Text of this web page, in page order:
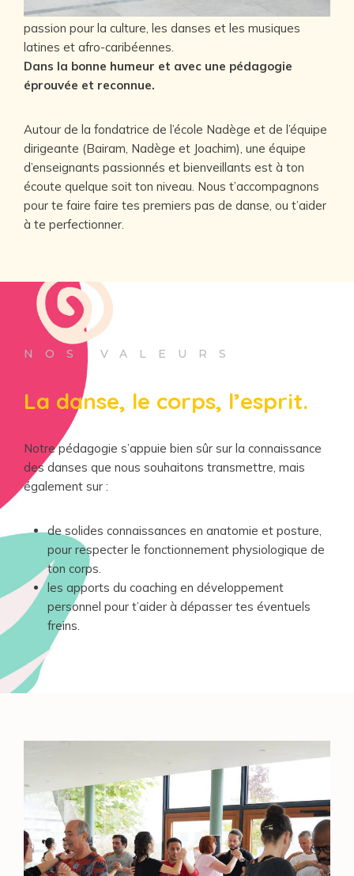
Depuis 2004, l’école de danse Callesol partage sa
passion pour la culture, les danses et les musiques
latines et afro-caribéennes.
Dans la bonne humeur et avec une pédagogie
éprouvée et reconnue.
Autour de la fondatrice de l’école Nadège et de l’équipe
dirigeante (Bairam, Nadège et Joachim), une équipe
d’enseignants passionnés et bienveillants est à ton
écoute quelque soit ton niveau. Nous t’accompagnons
pour te faire faire tes premiers pas de danse, ou t’aider
à te perfectionner.
NOS VALEURS
La danse, le corps, l’esprit.
Notre pédagogie s’appuie bien sûr sur la connaissance
des danses que nous souhaitons transmettre, mais
également sur :
de solides connaissances en anatomie et posture,
pour respecter le fonctionnement physiologique de
ton corps.
les apports du coaching en développement
personnel pour t’aider à dépasser tes éventuels
freins.